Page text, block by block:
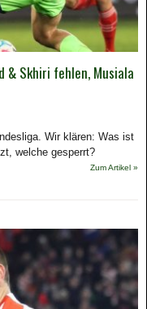
& Skhiri fehlen, Musiala
Wir klären: Was ist
welche gesperrt?
Zum Artikel »